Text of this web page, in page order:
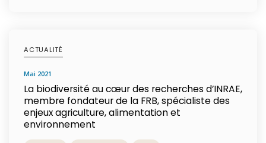
ACTUALITÉ
mai 2021
La biodiversité au cœur des recherches d’INRAE,
membre fondateur de la FRB, spécialiste des
enjeux agriculture, alimentation et
environnement